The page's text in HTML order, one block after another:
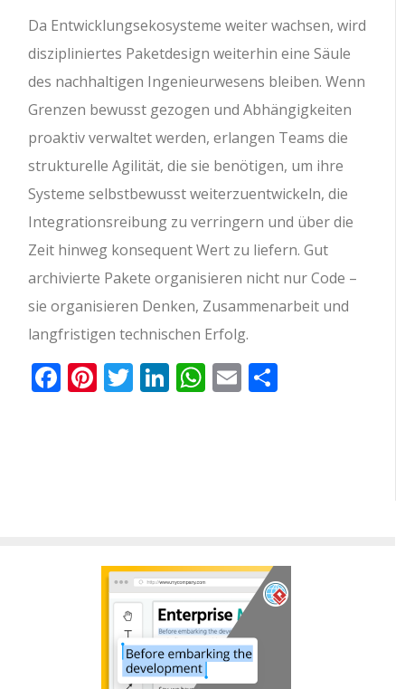
Da Entwicklungsekosysteme weiter wachsen, wird
diszipliniertes Paketdesign weiterhin eine Säule
des nachhaltigen Ingenieurwesens bleiben. Wenn
Grenzen bewusst gezogen und Abhängigkeiten
proaktiv verwaltet werden, erlangen Teams die
strukturelle Agilität, die sie benötigen, um ihre
Systeme selbstbewusst weiterzuentwickeln, die
Integrationsreibung zu verringern und über die
Zeit hinweg konsequent Wert zu liefern. Gut
archivierte Pakete organisieren nicht nur Code –
sie organisieren Denken, Zusammenarbeit und
langfristigen technischen Erfolg.
Facebook
Pinterest
Twitter
LinkedIn
WhatsApp
Email